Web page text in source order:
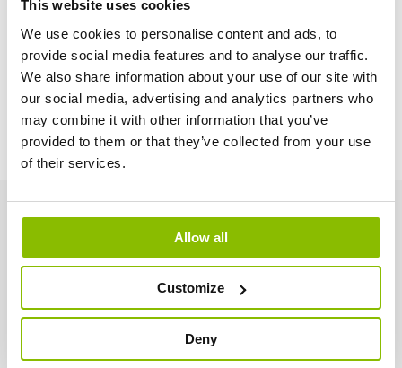
This website uses cookies
We use cookies to personalise content and ads, to
provide social media features and to analyse our traffic.
We also share information about your use of our site with
our social media, advertising and analytics partners who
may combine it with other information that you’ve
provided to them or that they’ve collected from your use
of their services.
Allow all
Customize
Deny
und Englisch
Selbstständige Arbeitsweise – Sie arbeiten gemeinsam mit
einem Kollegen für ganz Deutschland
Bereitschaft, mindestens drei Tage pro Woche in
Deutschland zu reisen
Interesse?Kontaktieren Sie Celine viaceline@jopack.be
+32 494 42 23 94.
CHECK OUT OUR INSTAGRAM
SUBSCRIBE TO OUR YOUTUBE CHANNEL
VISIT OUR FACEBOOK PAGE